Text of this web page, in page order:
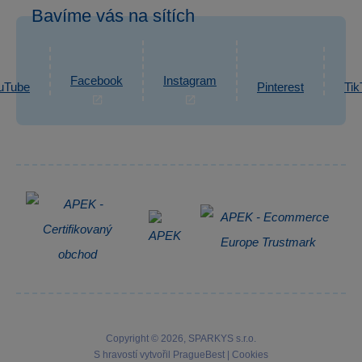
Reklamace
Informace o zpracování osobních údajů
eshop@sparkys.cz
Napsat zprávu
Bavíme vás na sítích
Facebook Instagram Pinterest
Copyright © 2026, SPARKYS s.r.o.
S hravostí vytvořil
PragueBest Cookies